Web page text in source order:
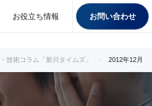
お役立ち情報 お問い合わせ
技術コラム「新川タイムズ」 2012年12月